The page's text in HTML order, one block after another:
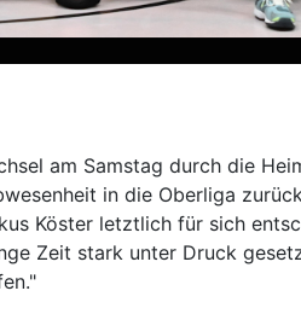
am Samstag durch die
in die Oberliga
Köster letztlich für sich
Zeit stark unter Druck